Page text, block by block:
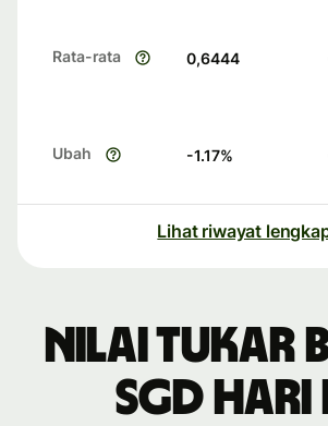
Rata-rata 0,6444
Ubah -1.17%
Lihat riwayat
Nilai tukar
SGD hari